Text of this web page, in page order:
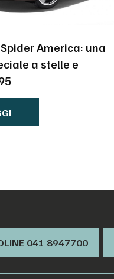
America: una
a stelle e
041 8947700